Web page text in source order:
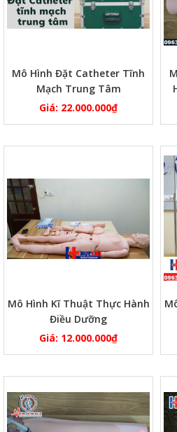
Mô Hình Đặt Catheter Tĩnh
Mạch Trung Tâm
Giá: 22.000.000₫
Mô Hình Kĩ Thuật Thực Hành
Điều Dưỡng
Giá: 12.000.000₫